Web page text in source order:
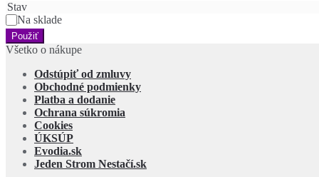
Stav
Na sklade
Použiť
Všetko o nákupe
Odstúpiť od zmluvy
Obchodné podmienky
Platba a dodanie
Ochrana súkromia
Cookies
ÚKSÚP
Evodia.sk
Jeden Strom Nestačí.sk